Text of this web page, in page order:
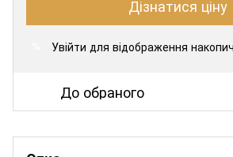
Дізнатися ціну
Увійти для відображення
До обраного